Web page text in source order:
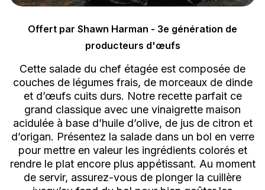
Offert par Shawn Harman - 3e génération de
producteurs d'œufs
Cette salade du chef étagée est composée de
couches de légumes frais, de morceaux de dinde
et d’œufs cuits durs. Notre recette parfait ce
grand classique avec une vinaigrette maison
acidulée à base d’huile d’olive, de jus de citron et
d’origan. Présentez la salade dans un bol en verre
pour mettre en valeur les ingrédients colorés et
rendre le plat encore plus appétissant. Au moment
de servir, assurez-vous de plonger la cuillère